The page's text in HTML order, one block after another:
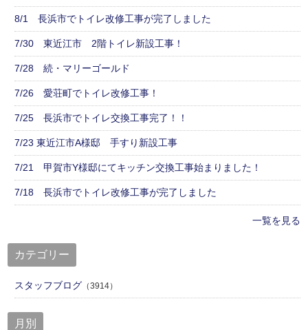
8/1 長浜市でトイレ改修工事が完了しました
7/30 東近江市 2階トイレ新設工事！
7/28 続・マリーゴールド
7/26 愛荘町でトイレ改修工事！
7/25 長浜市でトイレ交換工事完了！！
7/23 東近江市A様邸 手すり新設工事
7/21 甲賀市Y様邸にてキッチン交換工事始まりました！
7/18 長浜市でトイレ改修工事が完了しました
一覧を見る
カテゴリー
スタッフブログ （3914）
月別